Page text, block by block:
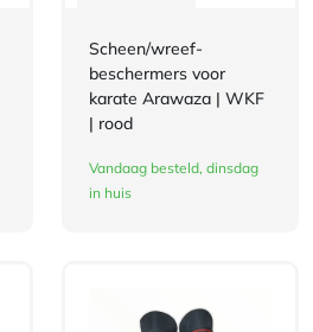
Scheen/wreef-
beschermers voor
karate Arawaza | WKF
| rood
Vandaag besteld, dinsdag
in huis